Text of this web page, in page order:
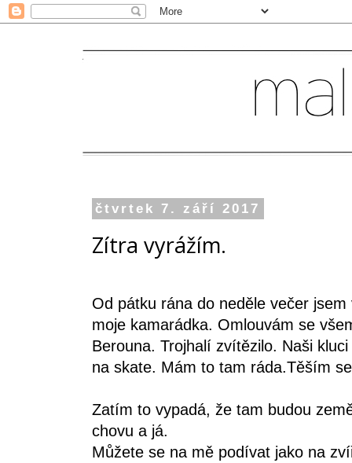
čtvrtek 7. září 2017
Zítra vyrážím.
Od pátku rána do neděle večer
moje kamarádka. Omlouvám se
Berouna. Trojhalí zvítězilo. Naši
na skate. Mám to tam ráda.Těším
Zatím to vypadá, že tam budou
chovu a já.
Můžete se na mě podívat jako na